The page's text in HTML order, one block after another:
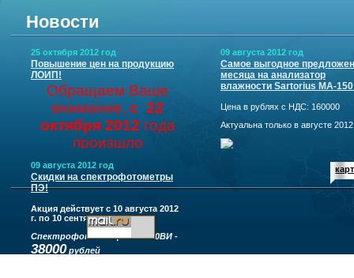
Новости
25 октября 2012 год
Повышение цен на продукцию
ЛОИП!
Обращаем Ваше
внимание,с 22
октября 2012 года
произшло
повышение цен
продукциюЛОИП!
Цены уточняйте у
менеджеров!
Телефоны:
09 августа 2012 год
Самое выгодное
месяца на анализатор
влажности Sartorius МА-
Цена в рублях с НДС: 160000
Актуальна только в августе 2012
09 августа 2012 год
Скидки на спектрофотометры
ПЭ!
Акция действует с 10 августа 2012
г. по 10 сентября 2012 г.
Спектрофотометр ПЭ-5300ВИ -
38000рублей